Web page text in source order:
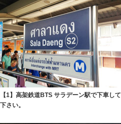
【1】高架鉄道BTS サラデーン駅で下車して
下さい。